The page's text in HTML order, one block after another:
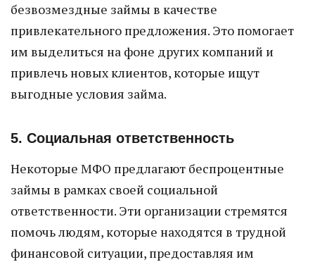
безвозмездные займы в качестве
привлекательного предложения. Это помогает
им выделиться на фоне других компаний и
привлечь новых клиентов, которые ищут
выгодные условия займа.
5. Социальная ответственность
Некоторые МФО предлагают беспроцентные
займы в рамках своей социальной
ответственности. Эти организации стремятся
помочь людям, которые находятся в трудной
финансовой ситуации, предоставляя им